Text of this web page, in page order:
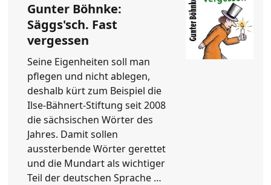
Gunter Böhnke:
Säggs'sch. Fast
vergessen
Seine Eigenheiten soll man
pflegen und nicht ablegen,
deshalb kürt zum Beispiel die
Ilse-Bähnert-Stiftung seit 2008
die sächsischen Wörter des
Jahres. Damit sollen
aussterbende Wörter gerettet
und die Mundart als wichtiger
Teil der deutschen Sprache …